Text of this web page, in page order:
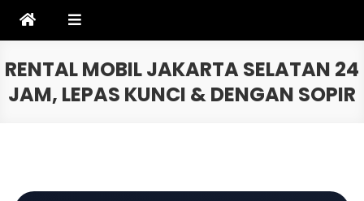
RENTAL MOBIL JAKARTA SELATAN 24
JAM, LEPAS KUNCI & DENGAN SOPIR